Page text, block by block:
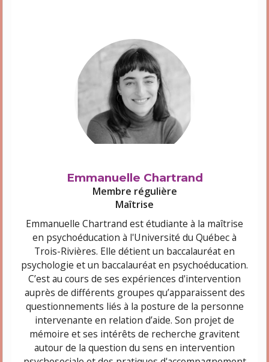
Emmanuelle Chartrand
Membre régulière
Maîtrise
Emmanuelle Chartrand est étudiante à la maîtrise
en psychoéducation à l'Université du Québec à
Trois-Rivières. Elle détient un baccalauréat en
psychologie et un baccalauréat en psychoéducation.
C’est au cours de ses expériences d'intervention
auprès de différents groupes qu’apparaissent des
questionnements liés à la posture de la personne
intervenante en relation d’aide. Son projet de
mémoire et ses intérêts de recherche gravitent
autour de la question du sens en intervention